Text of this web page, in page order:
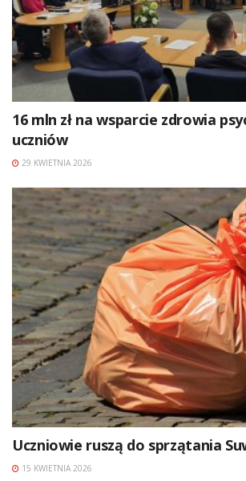
16 mln zł na wsparcie zdrowia
uczniów
29 KWIETNIA 2026
Uczniowie ruszą do sprzątania
15 KWIETNIA 2026